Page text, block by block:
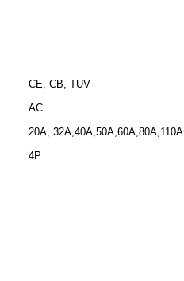
CE, CB, TUV
AC
20A, 32A,40A,50A,60A,80A,110A
4P